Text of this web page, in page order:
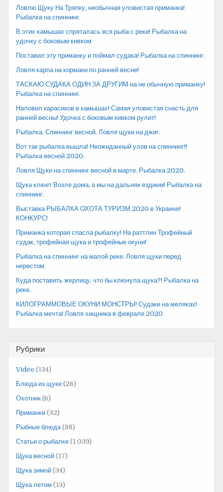
Ловлю Щуку На Тряпку, необычная уловистая приманка!
Рыбалка на спиннинг.
В этих камышах спряталась вся рыба с реки! Рыбалка на
удочку с боковым кивком
Поставил эту приманку и поймал судака! Рыбалка на спиннинг.
Ловля карпа на кормаки по ранней весне!
ТАСКАЮ СУДАКА ОДИН ЗА ДРУГИМ на не обычную приманку!
Рыбалка на спиннинг.
Наловил карасиков в камышах! Самая уловистая снасть для
ранней весны! Удочка с боковым кивком рулит!
Рыбалка. Спиннинг весной. Ловля щуки на джиг.
Вот так рыбалка вышла! Неожиданный улов на спиннинг!!
Рыбалка весной 2020.
Ловля Щуки на спиннинг весной в марте. Рыбалка 2020.
Щука клюет Возле дома, а мы на дальняк ездием! Рыбалка на
спиннинг.
Выставка РЫБАЛКА ОХОТА ТУРИЗМ 2020 в Украине!
КОНКУРС!
Приманка которая спасла рыбалку! На раттлин Трофейный
судак, трофейная щука и трофейные окуни!
Рыбалка на спиннинг на малой реке. Ловля щуки перед
нерестом.
Куда поставить жерлицу, что бы клюнула щука?! Рыбалка на
реке.
КИЛОГРАММОВЫЕ ОКУНИ МОНСТРЫ! Судаки на меляках!
Рыбалка мечта! Ловля хищника в феврале 2020
Рубрики
Video (134)
Блюда из щуки (26)
Охотник (6)
Приманки (32)
Рыбные блюда(88)
Статьи о рыбалке (1 039)
Щука весной (17)
Щука зимой (34)
Щука летом (13)